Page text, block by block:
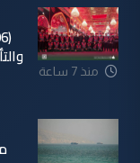
منذ 7 ساعة